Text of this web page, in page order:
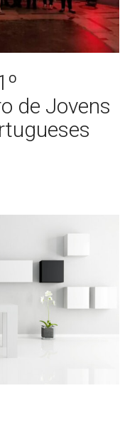
de Jovens